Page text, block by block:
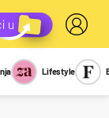
Report
Lifestyle